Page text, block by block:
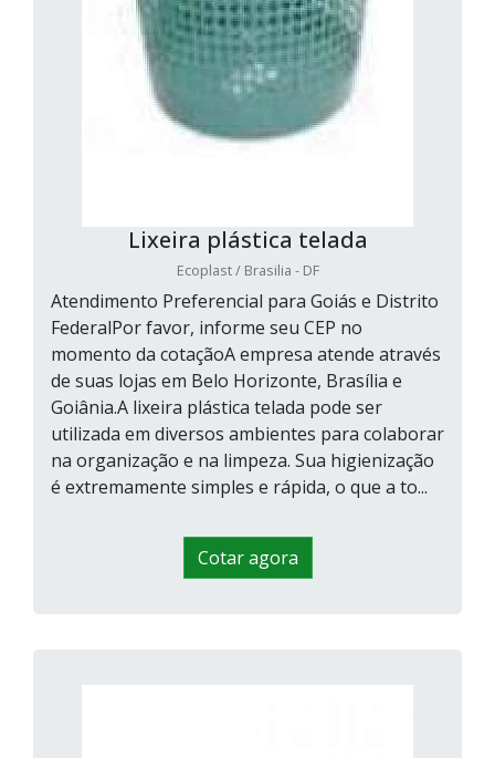
Lixeira plástica telada
Ecoplast / Brasilia - DF
Atendimento Preferencial para Goiás e Distrito
FederalPor favor, informe seu CEP no
momento da cotaçãoA empresa atende através
de suas lojas em Belo Horizonte, Brasília e
Goiânia.A lixeira plástica telada pode ser
utilizada em diversos ambientes para colaborar
na organização e na limpeza. Sua higienização
é extremamente simples e rápida, o que a to...
Cotar agora